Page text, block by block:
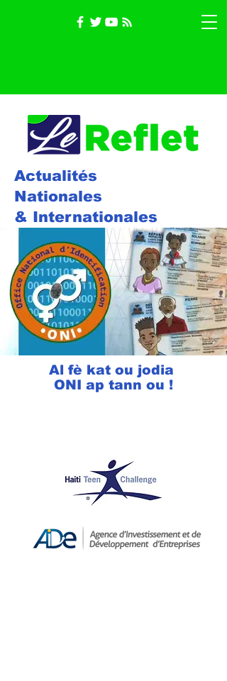
Actualités
Nationales
& Internationales
Al fè kat ou jodia
ONI ap tann ou !